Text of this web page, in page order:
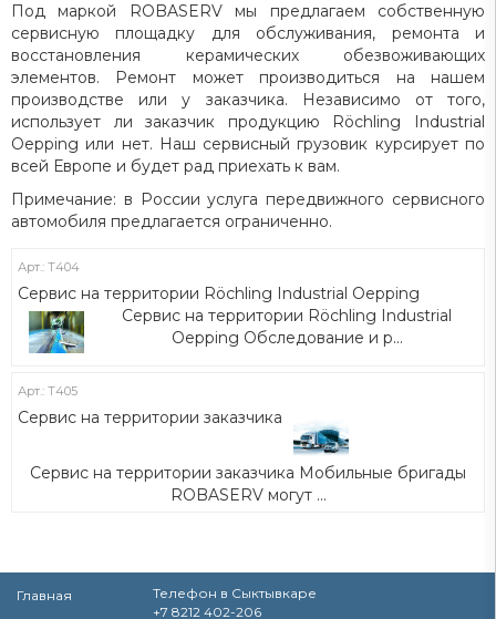
Под маркой ROBASERV мы предлагаем собственную
сервисную площадку для обслуживания, ремонта и
восстановления керамических обезвоживающих
элементов.
Ремонт может производиться на нашем
производстве или у заказчика.
Независимо от того,
использует ли заказчик продукцию Röchling Industrial
Oepping или нет. Наш сервисный грузовик курсирует по
всей Европе и будет рад приехать к вам.
Примечание: в России услуга передвижного сервисного
автомобиля предлагается ограниченно.
Арт.: Т404
Сервис на территории Röchling Industrial Oepping
Сервис на территории Röchling Industrial
Oepping Обследование и р...
Арт.: Т405
Сервис на территории заказчика
Сервис на территории заказчика Мобильные бригады
ROBASERV могут ...
Главная
Телефон в Сыктывкаре
+7 8212 402-206